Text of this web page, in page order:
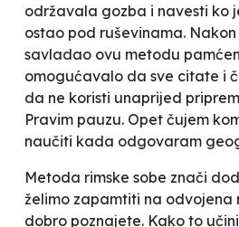
održavala gozba i navesti ko
ostao pod ruševinama.
savladao ovu metodu
omogućavalo da sve citate i
da ne koristi unaprijed
Pravim pauzu. Opet čujem
naučiti kada odgovaram
Metoda rimske sobe znači
želimo zapamtiti na odvojena
dobro poznajete. Kako to